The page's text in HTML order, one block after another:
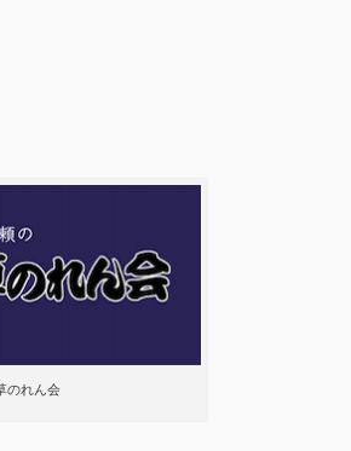
のれん会